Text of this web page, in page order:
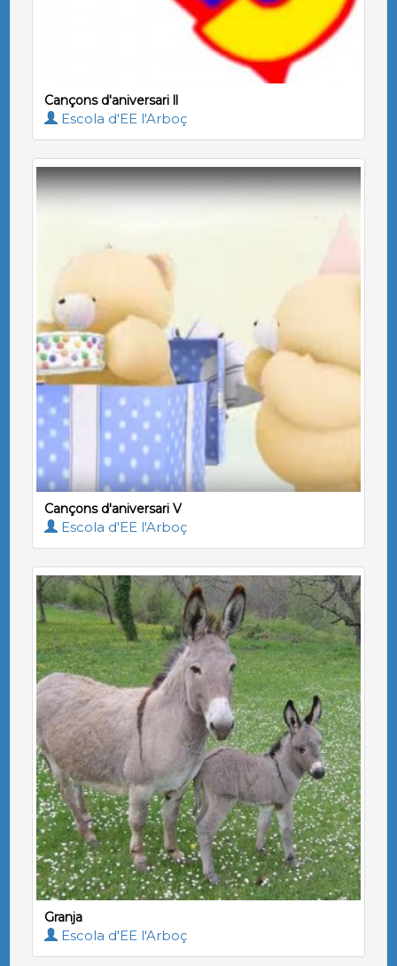
Cançons d'aniversari ll
Escola d'EE l'Arboç
Cançons d'aniversari V
Escola d'EE l'Arboç
Granja
Escola d'EE l'Arboç